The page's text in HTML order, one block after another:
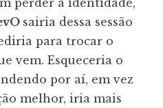
perder a identidade,
sairia dessa sessão
para trocar o
vem. Esqueceria o
por aí, em vez
melhor, iria mais